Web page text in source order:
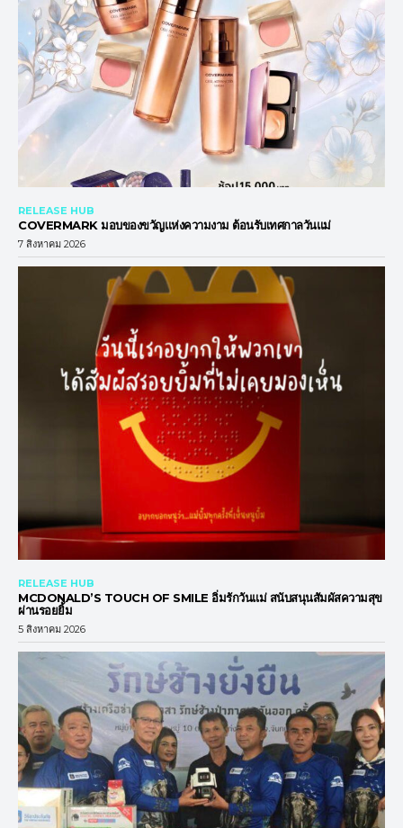
RELEASE HUB
COVERMARK มอบของขวัญแห่งความงาม ต้อนรับเทศกาลวันแม่
7 สิงหาคม 2026
RELEASE HUB
MCDONALD’S TOUCH OF SMILE อิ่มรักวันแม่ สนับสนุนสัมผัสความสุข
ผ่านรอยยิ้ม
5 สิงหาคม 2026